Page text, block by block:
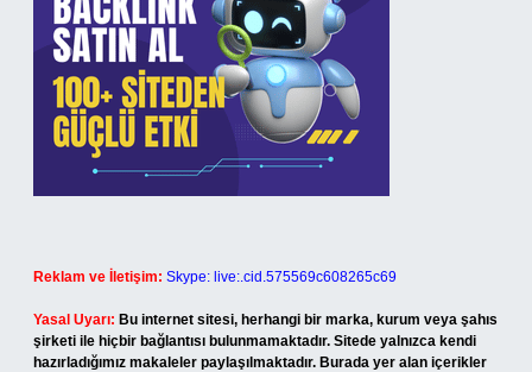
Reklam ve İletişim: Skype: live:.cid.575569c608265c69
Yasal Uyarı: Bu internet sitesi, herhangi bir marka, kurum veya şahıs
şirketi ile hiçbir bağlantısı bulunmamaktadır. Sitede yalnızca kendi
hazırladığımız makaleler paylaşılmaktadır. Burada yer alan içerikler